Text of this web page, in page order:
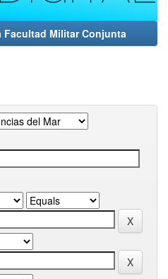
Facultad Militar Conjunta